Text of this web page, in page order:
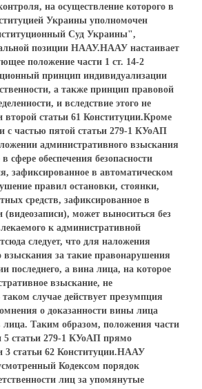
на осуществление которого в
Украины уполномочен
Суд Украины",
позиции НААУ.НААУ настаивает
положение части 1 ст. 14-2
принцип индивидуализации
а также принцип правовой
и вследствие этого не
второй статьи 61 Конституции.Кроме
с частью пятой статьи 279-1 КУоАП
административного взыскания
сфере обеспечения безопасности
зафиксированное в автоматическом
правил остановки, стоянки,
средств, зафиксированное в
может выноситься без
к административной
следует, что для наложения
взыскания за такие правонарушения
последнего, а вина лица, на которое
взыскание, не
случае действует презумпция
о доказанности вины лица
лица. Таким образом, положения части
5 статьи 279-1 КУоАП прямо
3 статьи 62 Конституции.НААУ
Кодексом порядок
лиц за упомянутые